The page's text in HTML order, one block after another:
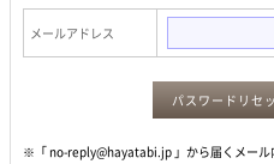
メールアドレス
パスワードリセ
※「 no-reply@hayatabi.jp 」から届くメール